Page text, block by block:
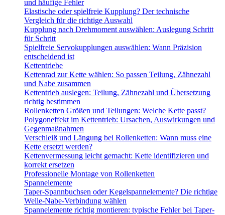
und häufige Fehler
Elastische oder spielfreie Kupplung? Der technische
Vergleich für die richtige Auswahl
Kupplung nach Drehmoment auswählen: Auslegung Schritt
für Schritt
Spielfreie Servokupplungen auswählen: Wann Präzision
entscheidend ist
Kettentriebe
Kettenrad zur Kette wählen: So passen Teilung, Zähnezahl
und Nabe zusammen
Kettentrieb auslegen: Teilung, Zähnezahl und Übersetzung
richtig bestimmen
Rollenketten Größen und Teilungen: Welche Kette passt?
Polygoneffekt im Kettentrieb: Ursachen, Auswirkungen und
Gegenmaßnahmen
Verschleiß und Längung bei Rollenketten: Wann muss eine
Kette ersetzt werden?
Kettenvermessung leicht gemacht: Kette identifizieren und
korrekt ersetzen
Professionelle Montage von Rollenketten
Spannelemente
Taper-Spannbuchsen oder Kegelspannelemente? Die richtige
Welle-Nabe-Verbindung wählen
Spannelemente richtig montieren: typische Fehler bei Taper-